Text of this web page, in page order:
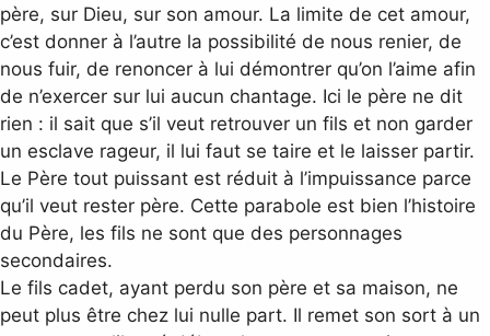
père, sur Dieu, sur son amour. La limite de cet amour,
c’est donner à l’autre la possibilité de nous renier, de
nous fuir, de renoncer à lui démontrer qu’on l’aime afin
de n’exercer sur lui aucun chantage. Ici le père ne dit
rien : il sait que s’il veut retrouver un fils et non garder
un esclave rageur, il lui faut se taire et le laisser partir.
Le Père tout puissant est réduit à l’impuissance parce
qu’il veut rester père. Cette parabole est bien l’histoire
du Père, les fils ne sont que des personnages
secondaires.
Le fils cadet, ayant perdu son père et sa maison, ne
peut plus être chez lui nulle part. Il remet son sort à un